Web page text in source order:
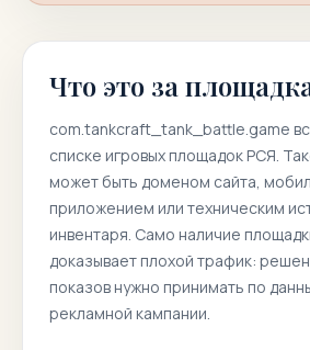
Что это за
com.tankcraft_tank_battle.game
списке игровых площадок РСЯ.
может быть доменом сайта,
приложением или техническим
инвентаря. Само наличие
доказывает плохой трафик:
показов нужно принимать по
рекламной кампании.